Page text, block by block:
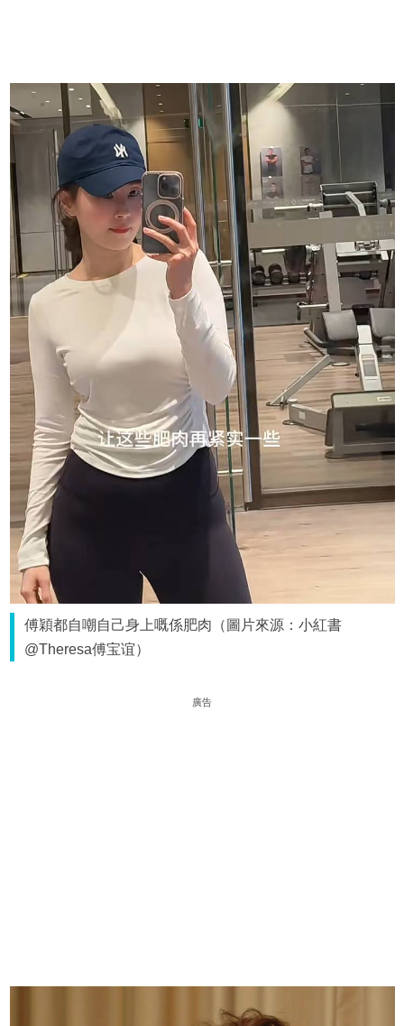
傅穎都自嘲自己身上嘅係肥肉（圖片來源：小紅書
@Theresa傅宝谊）
廣告